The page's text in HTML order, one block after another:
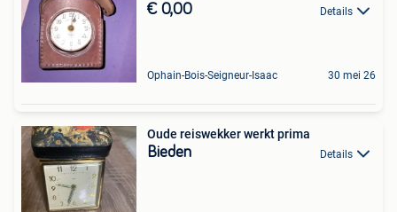
€ 0,00 Details
Ophain-Bois-Seigneur-Isaac 30 mei 26
Oude reiswekker werkt prima
Bieden Details